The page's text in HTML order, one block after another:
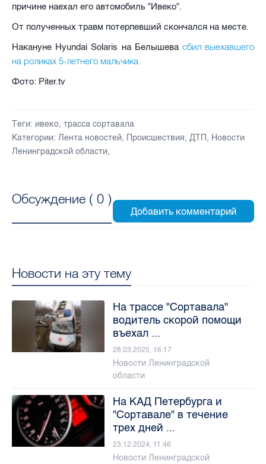
причине наехал его автомобиль "Ивеко".
От полученных травм потерпевший скончался на месте.
Накануне Hyundai Solaris на Белышева сбил выехавшего
на роликах 5-летнего мальчика.
Фото: Piter.tv
Теги: ивеко, трасса сортавала
Категории: Лента новостей, Происшествия, ДТП, Новости
Ленинградской области,
Обсуждение ( 0 )
Новости на эту тему
На трассе "Сортавала"
водитель скорой помощи
въехал ...
28.03.2025, 16:17
Новости Ленинградской
области
На КАД Петербурга и
"Сортавале" в течение
трех дней ...
23.12.2024, 11:46
Новости Ленинградской